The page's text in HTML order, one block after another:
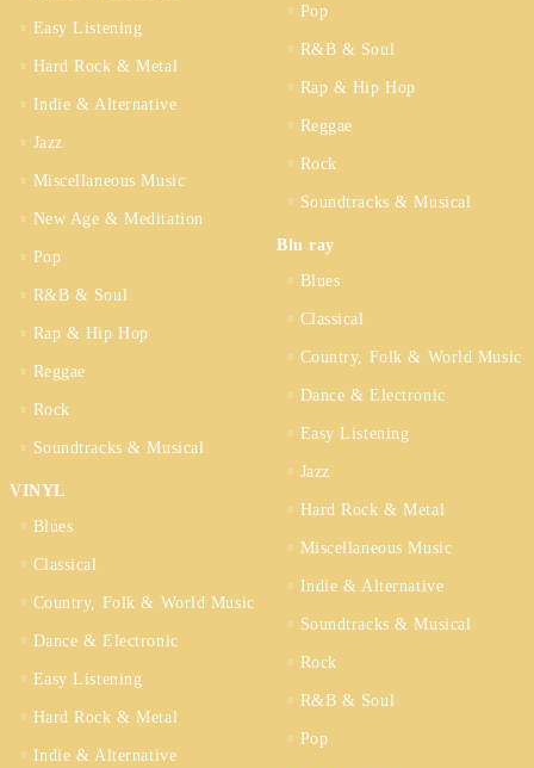
Easy Listening
Hard Rock & Metal
Indie & Alternative
Jazz
Miscellaneous Music
New Age & Meditation
Pop
R&B & Soul
Rap & Hip Hop
Reggae
Rock
Soundtracks & Musical
VINYL
Blues
Classical
Country, Folk & World Music
Dance & Electronic
Easy Listening
Hard Rock & Metal
Indie & Alternative
Pop
R&B & Soul
Rap & Hip Hop
Reggae
Rock
Soundtracks & Musical
Blu ray
Blues
Classical
Country, Folk & World Music
Dance & Electronic
Easy Listening
Jazz
Hard Rock & Metal
Miscellaneous Music
Indie & Alternative
Soundtracks & Musical
Rock
R&B & Soul
Pop